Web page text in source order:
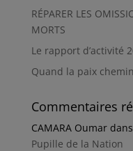
RÉPARER LES
MORTS
Le rapport d’activité
Quand la paix
Commentaires
CAMARA Oumardans
Pupille de la Nation